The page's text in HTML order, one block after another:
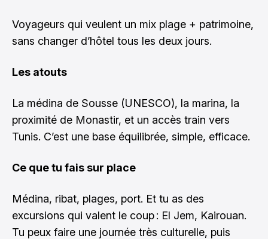
Voyageurs qui veulent un mix plage + patrimoine,
sans changer d’hôtel tous les deux jours.
Les atouts
La médina de Sousse (UNESCO), la marina, la
proximité de Monastir, et un accès train vers
Tunis. C’est une base équilibrée, simple, efficace.
Ce que tu fais sur place
Médina, ribat, plages, port. Et tu as des
excursions qui valent le coup : El Jem, Kairouan.
Tu peux faire une journée très culturelle, puis